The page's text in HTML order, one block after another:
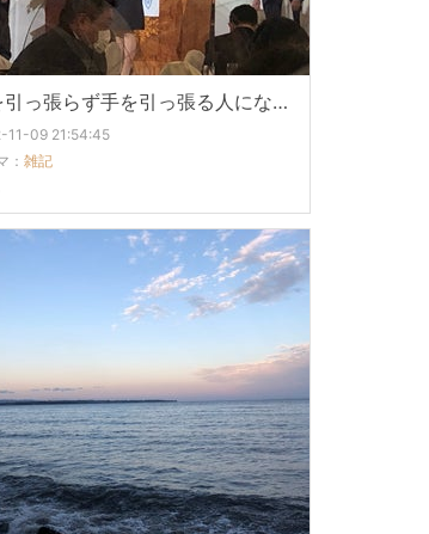
足を引っ張らず手を引っ張る人になりたい
11-09 21:54:45
： 雑記